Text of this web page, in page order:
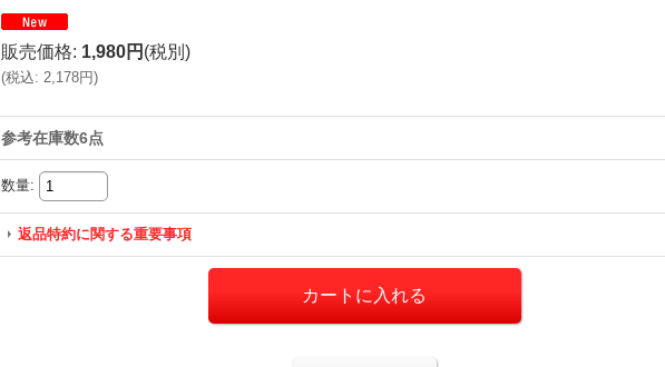
販売価格: 1,980円 (税別)
(税込: 2,178円)
参考在庫数6点
数量:
返品特約に関する重要事項